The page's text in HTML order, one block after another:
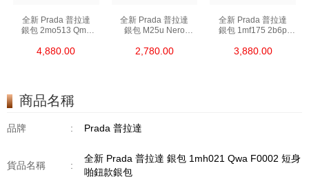
全新 Prada 普拉達
銀包 2mo513 Qme
4,880.00
全新 Prada 普拉達
銀包 M25u Nero
2,780.00
全新 Prada 普拉達
銀包 1mf175 2b6p
3,880.00
商品名稱
品牌 : Prada 普拉達
貨品名稱 :
全新 Prada 普拉達 銀包 1mh021 Qwa F0002 短身
啪鈕款銀包